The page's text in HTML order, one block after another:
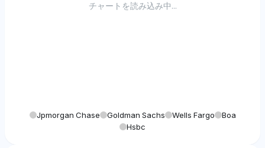
チャートを読み込み中...
Jpmorgan Chase Goldman Sachs Wells Fargo
Boa
Hsbc